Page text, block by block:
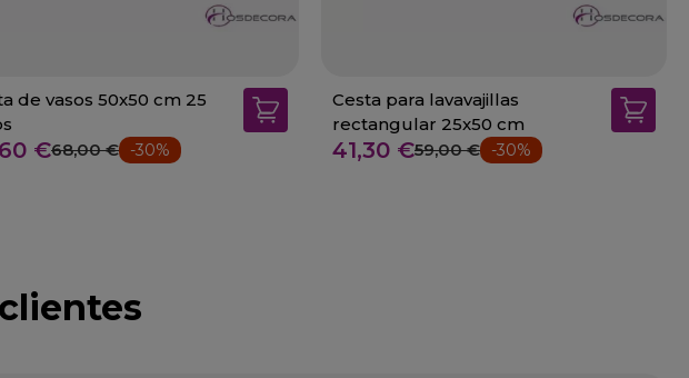
de vasos 50x50 cm 25
€68,00 € -30%
Cesta para lavavajillas
rectangular 25x50 cm
41,30 €59,00 € -30%